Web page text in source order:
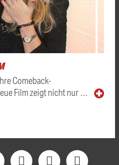
Comeback-
Film zeigt nicht nur …